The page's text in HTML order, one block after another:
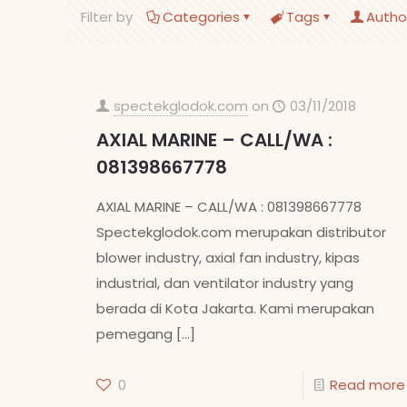
Filter by Categories Tags
spectekglodok.com on 03/11/2018
AXIAL MARINE – CALL/WA :
081398667778
AXIAL MARINE – CALL/WA : 081398667778
Spectekglodok.com merupakan distributor
blower industry, axial fan industry, kipas
industrial, dan ventilator industry yang
berada di Kota Jakarta. Kami merupakan
pemegang […]
0 Read more